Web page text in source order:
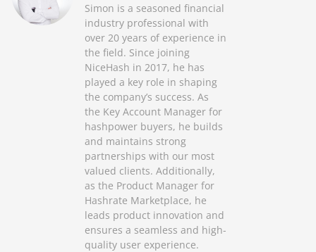
Simon is a seasoned financial
industry professional with
over 20 years of experience in
the field. Since joining
NiceHash in 2017, he has
played a key role in shaping
the company’s success. As
the Key Account Manager for
hashpower buyers, he builds
and maintains strong
partnerships with our most
valued clients. Additionally,
as the Product Manager for
Hashrate Marketplace, he
leads product innovation and
ensures a seamless and high-
quality user experience.